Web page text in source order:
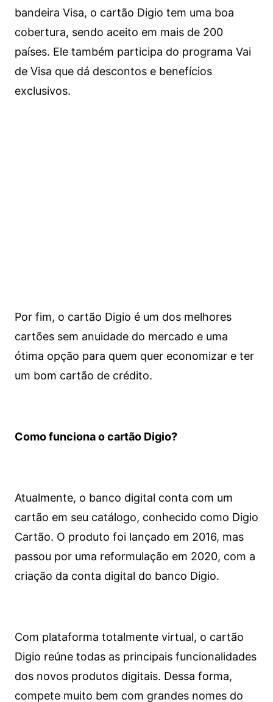
bandeira Visa, o cartão Digio tem uma boa
cobertura, sendo aceito em mais de 200
países. Ele também participa do programa Vai
de Visa que dá descontos e benefícios
exclusivos.
Por fim, o cartão Digio é um dos melhores
cartões sem anuidade do mercado e uma
ótima opção para quem quer economizar e ter
um bom cartão de crédito.
Como funciona o cartão Digio?
Atualmente, o banco digital conta com um
cartão em seu catálogo, conhecido como Digio
Cartão. O produto foi lançado em 2016, mas
passou por uma reformulação em 2020, com a
criação da conta digital do banco Digio.
Com plataforma totalmente virtual, o cartão
Digio reúne todas as principais funcionalidades
dos novos produtos digitais. Dessa forma,
compete muito bem com grandes nomes do